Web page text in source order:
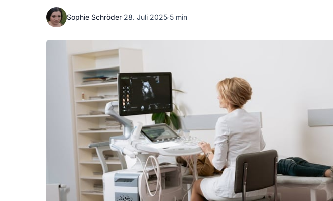
Sophie Schröder·28. Juli 2025·5 min